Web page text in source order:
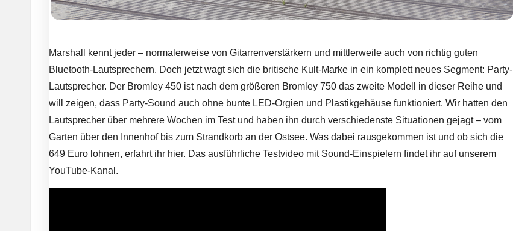
Marshall kennt jeder – normalerweise von Gitarrenverstärkern und mittlerweile auch von richtig guten
Bluetooth-Lautsprechern. Doch jetzt wagt sich die britische Kult-Marke in ein komplett neues Segment: Party-
Lautsprecher. Der Bromley 450 ist nach dem größeren Bromley 750 das zweite Modell in dieser Reihe und
will zeigen, dass Party-Sound auch ohne bunte LED-Orgien und Plastikgehäuse funktioniert. Wir hatten den
Lautsprecher über mehrere Wochen im Test und haben ihn durch verschiedenste Situationen gejagt – vom
Garten über den Innenhof bis zum Strandkorb an der Ostsee. Was dabei rausgekommen ist und ob sich die
649 Euro lohnen, erfahrt ihr hier. Das ausführliche Testvideo mit Sound-Einspielern findet ihr auf unserem
YouTube-Kanal.